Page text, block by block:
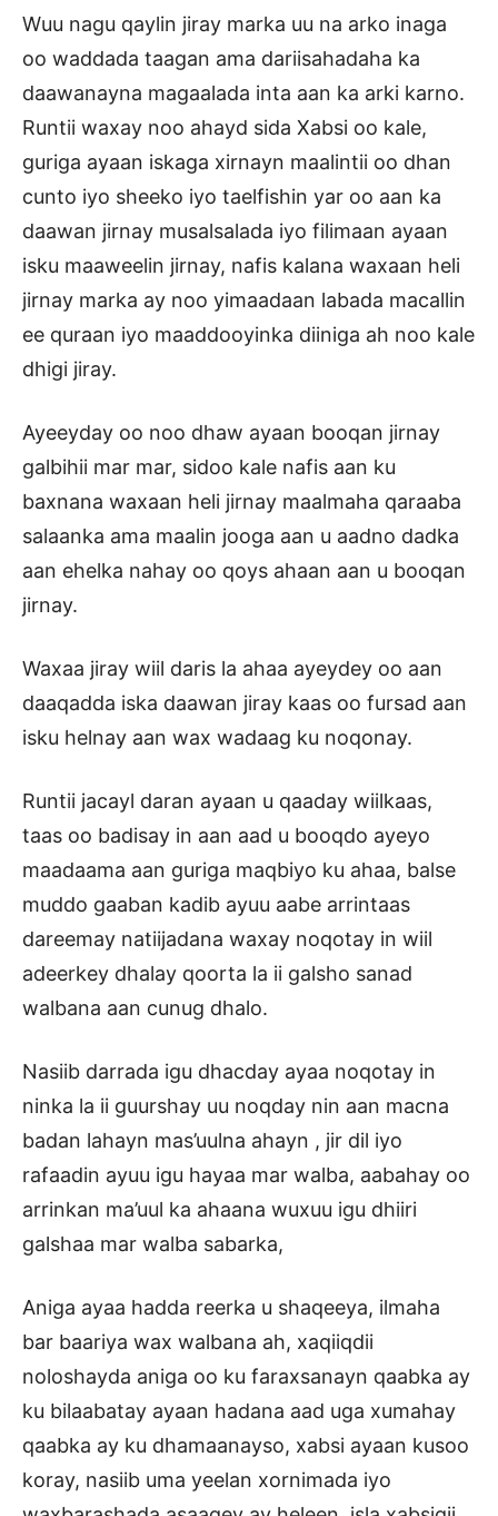
Wuu nagu qaylin jiray marka uu na arko inaga
oo waddada taagan ama dariisahadaha ka
daawanayna magaalada inta aan ka arki karno.
Runtii waxay noo ahayd sida Xabsi oo kale,
guriga ayaan iskaga xirnayn maalintii oo dhan
cunto iyo sheeko iyo taelfishin yar oo aan ka
daawan jirnay musalsalada iyo filimaan ayaan
isku maaweelin jirnay, nafis kalana waxaan heli
jirnay marka ay noo yimaadaan labada macallin
ee quraan iyo maaddooyinka diiniga ah noo kale
dhigi jiray.
Ayeeyday oo noo dhaw ayaan booqan jirnay
galbihii mar mar, sidoo kale nafis aan ku
baxnana waxaan heli jirnay maalmaha qaraaba
salaanka ama maalin jooga aan u aadno dadka
aan ehelka nahay oo qoys ahaan aan u booqan
jirnay.
Waxaa jiray wiil daris la ahaa ayeydey oo aan
daaqadda iska daawan jiray kaas oo fursad aan
isku helnay aan wax wadaag ku noqonay.
Runtii jacayl daran ayaan u qaaday wiilkaas,
taas oo badisay in aan aad u booqdo ayeyo
maadaama aan guriga maqbiyo ku ahaa, balse
muddo gaaban kadib ayuu aabe arrintaas
dareemay natiijadana waxay noqotay in wiil
adeerkey dhalay qoorta la ii galsho sanad
walbana aan cunug dhalo.
Nasiib darrada igu dhacday ayaa noqotay in
ninka la ii guurshay uu noqday nin aan macna
badan lahayn mas’uulna ahayn , jir dil iyo
rafaadin ayuu igu hayaa mar walba, aabahay oo
arrinkan ma’uul ka ahaana wuxuu igu dhiiri
galshaa mar walba sabarka,
Aniga ayaa hadda reerka u shaqeeya, ilmaha
bar baariya wax walbana ah, xaqiiqdii
noloshayda aniga oo ku faraxsanayn qaabka ay
ku bilaabatay ayaan hadana aad uga xumahay
qaabka ay ku dhamaanayso, xabsi ayaan kusoo
koray, nasiib uma yeelan xornimada iyo